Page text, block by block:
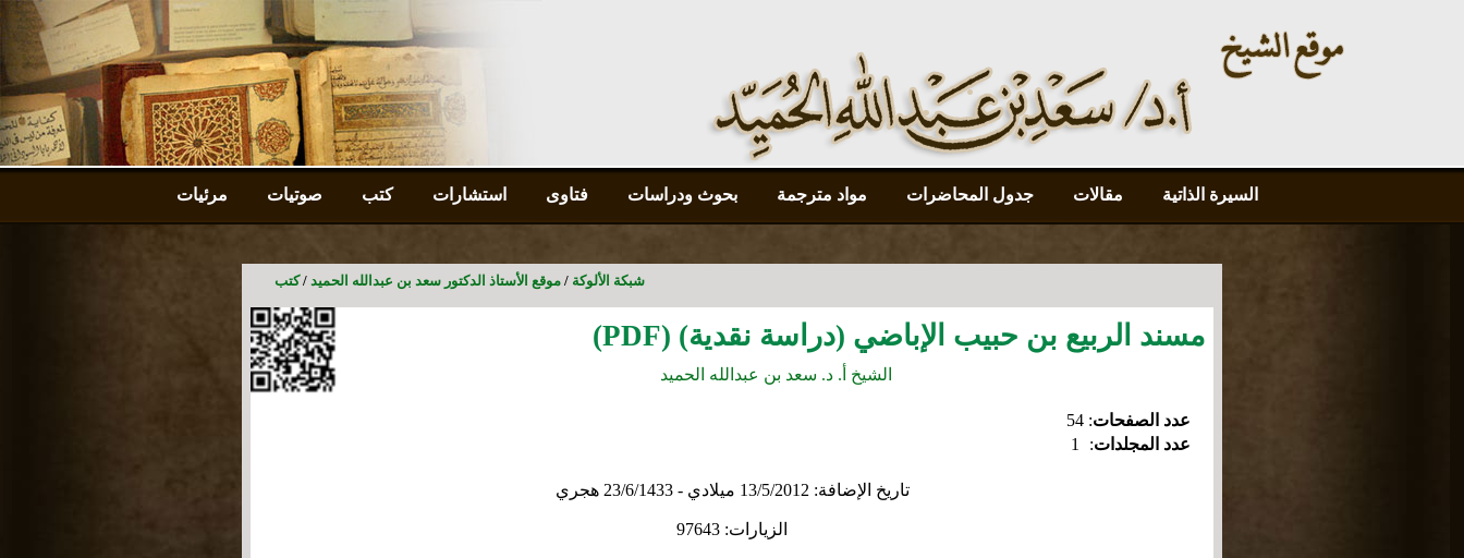
السيرة الذاتية مقالات جدول المحاضرات مواد مترجمة بحوث ودراسات فتاوى استشارات كتب صوتيات مرئيات
شبكة الألوكة / موقع الأستاذ الدكتور سعد بن عبدالله الحميد / كتب
مسند الربيع بن حبيب الإباضي (دراسة نقدية) (PDF)
الشيخ أ. د. سعد بن عبدالله الحميد
عدد الصفحات:
54
عدد المجلدات:
1
تاريخ الإضافة: 13/5/2012 ميلادي - 23/6/1433 هجري
الزيارات: 97643